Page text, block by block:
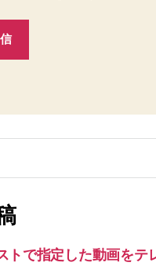
トで指定した動画をテ